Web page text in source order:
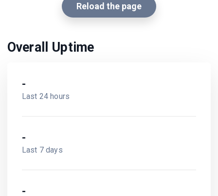
Reload the page
Overall Uptime
-
Last 24 hours
-
Last 7 days
-